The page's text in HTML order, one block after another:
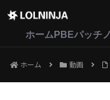
ホーム PBEパッチ
ホーム 動画